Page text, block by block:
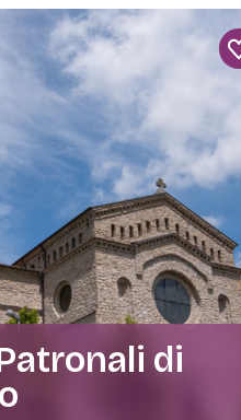
di